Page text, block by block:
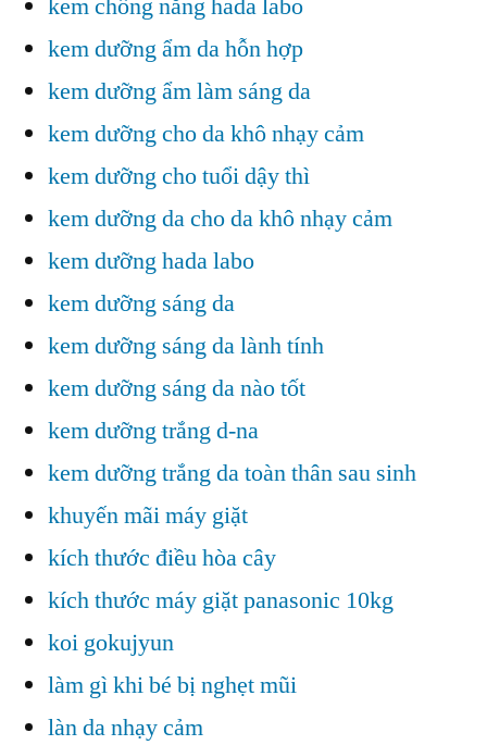
kem chống nắng hada labo
kem dưỡng ẩm da hỗn hợp
kem dưỡng ẩm làm sáng da
kem dưỡng cho da khô nhạy cảm
kem dưỡng cho tuổi dậy thì
kem dưỡng da cho da khô nhạy cảm
kem dưỡng hada labo
kem dưỡng sáng da
kem dưỡng sáng da lành tính
kem dưỡng sáng da nào tốt
kem dưỡng trắng d-na
kem dưỡng trắng da toàn thân sau sinh
khuyến mãi máy giặt
kích thước điều hòa cây
kích thước máy giặt panasonic 10kg
koi gokujyun
làm gì khi bé bị nghẹt mũi
làn da nhạy cảm